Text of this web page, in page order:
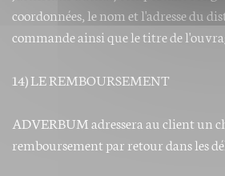
coordonnées, le nom et l'adresse du
commande ainsi que le titre de
14) LE REMBOURSEMENT
ADVERBUM adressera au client un
remboursement par retour dans les